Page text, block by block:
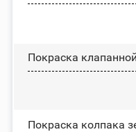
Покраска
Покраска колпака